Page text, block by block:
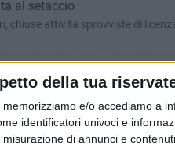
della tua
memorizziamo e/o accediamo a
identificatori univoci e
di annunci e
al setaccio
chiuse attività sprovviste di
dalla routine musicale
all’Eremo con Ben Frost